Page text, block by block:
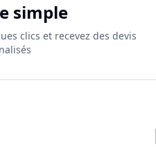
simple
clics et recevez des devis